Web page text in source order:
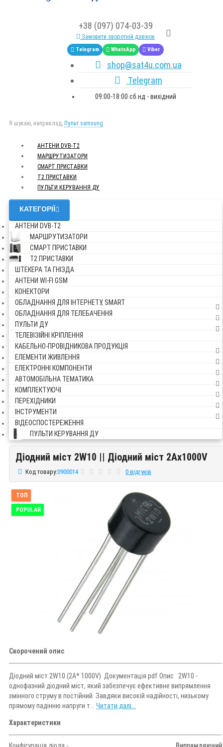
+38 (097) 074-03-39
Замовити зворотній дзвінок
Telegram WhatsApp Viber
shop@sat4u.com.ua
Telegram
09:00-18:00 сб.нд - вихідний
Я шукаю, наприклад, Пульт samsung
АНТЕНИ DVB-Т2
МАРШРУТИЗАТОРИ
СМАРТ ПРИСТАВКИ
Т2 ПРИСТАВКИ
ПУЛЬТИ КЕРУВАННЯ ДУ
КАТЕГОРІЇ
АНТЕНИ DVB-Т2
МАРШРУТИЗАТОРИ
СМАРТ ПРИСТАВКИ
Т2 ПРИСТАВКИ
ШТЕКЕРА ТА ГНІЗДА
АНТЕНИ WI-FI GSM
КОНЕКТОРИ
ОБЛАДНАННЯ ДЛЯ ІНТЕРНЕТУ, SMART
ОБЛАДНАННЯ ДЛЯ ТЕЛЕБАЧЕННЯ
ПУЛЬТИ ДУ
ТЕЛЕВІЗІЙНІ КРІПЛЕННЯ
КАБЕЛЬНО-ПРОВІДНИКОВА ПРОДУКЦІЯ
ЕЛЕМЕНТИ ЖИВЛЕННЯ
ЕЛЕКТРОННІ КОМПОНЕНТИ
АВТОМОБІЛЬНА ТЕМАТИКА
КОМПЛЕКТУЮЧІ
ПЕРЕХІДНИКИ
ІНСТРУМЕНТИ
ВІДЕОСПОСТЕРЕЖЕННЯ
ПУЛЬТИ КЕРУВАННЯ ДУ
Діодний міст 2W10 || Діодний міст 2Ax1000V
Діодний міст 2W10 || Діодний міст 2Ax1000V
Код товару:0900014 0 відгуків
ТОП
POPULAR
Скорочений опис
Діодний міст 2W10 (2A* 1000V) Документація pdf Опис 2W10 -
однофазний діодний міст, який забезпечує ефективне випрямлення
змінного струму в постійний. Завдяки високій надійності, низькому
прямому падінню напруги т... Читати далі...
Характеристики